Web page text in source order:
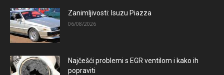
Zanimljivosti: Isuzu Piazza
06/08/2026
Najčešći problemi s EGR ventilom i kako ih
popraviti